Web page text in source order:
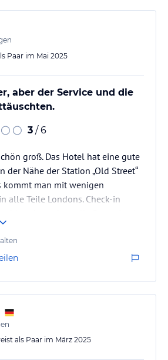
Paar im Mai 2025
aber der Service und die
3 / 6
groß. Das Hotel hat eine gute
der Nähe der Station „Old Street“
kommt man mit wenigen
alle Teile Londons. Check-in
mir eingegeben wurden. Wohl
wurden uns
angeboten, wenn wir auf den
das trotzdem kein
Am Abreisetag wird…
als Paar im März 2025